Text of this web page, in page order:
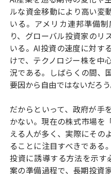
ルな資金移動により高い変
いる。アメリカ連邦準備
り、グローバル投資家のリ
いる。AI投資の速度に対す
けで、テクノロジー株を中
況である。しばらくの間、
要因から自由ではないだろう
だからといって、政府が手
かない。現在の株式市場を
える人が多く、実際にその
ることに注目すべきである
投資に誘導する方法を示す
案の準備過程で、長期投資